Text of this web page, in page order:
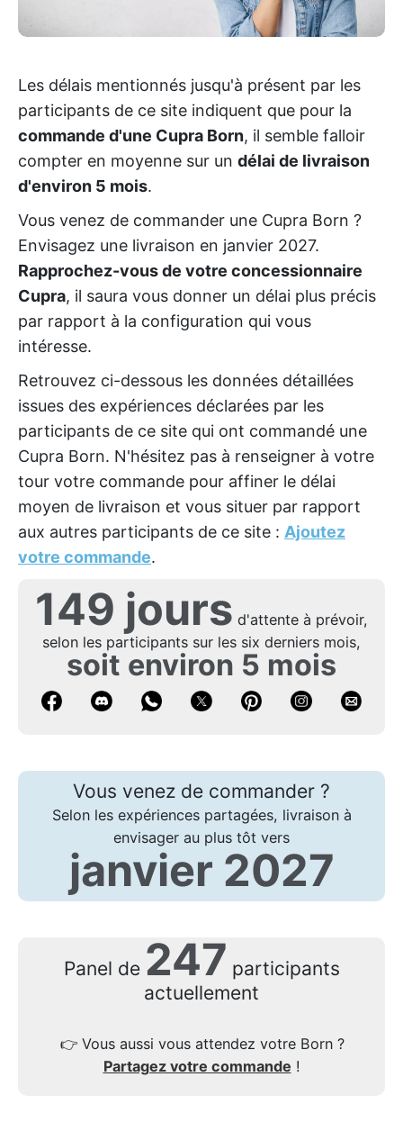
Les délais mentionnés jusqu'à présent par les
participants de ce site indiquent que pour la
commande d'une Cupra Born, il semble falloir
compter en moyenne sur un délai de livraison
d'environ 5 mois.
Vous venez de commander une Cupra Born ?
Envisagez une livraison en janvier 2027.
Rapprochez-vous de votre concessionnaire
Cupra, il saura vous donner un délai plus précis
par rapport à la configuration qui vous
intéresse.
Retrouvez ci-dessous les données détaillées
issues des expériences déclarées par les
participants de ce site qui ont commandé une
Cupra Born. N'hésitez pas à renseigner à votre
tour votre commande pour affiner le délai
moyen de livraison et vous situer par rapport
aux autres participants de ce site : Ajoutez
votre commande.
149 jours d'attente à prévoir,
selon les participants sur les six derniers mois,
soit environ 5 mois
Vous venez de commander ?
Selon les expériences partagées, livraison à
envisager au plus tôt vers
janvier 2027
Panel de 247 participants
actuellement
👉Vous aussi vous attendez votre Born ?
Partagez votre commande !